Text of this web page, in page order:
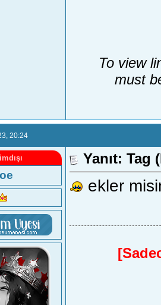
To view
must
, 20:24
Yanıt: Tag
ekler